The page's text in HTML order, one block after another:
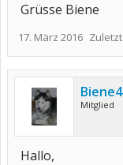
Grüsse Biene
17. März 2016
Mitglied
Hallo,